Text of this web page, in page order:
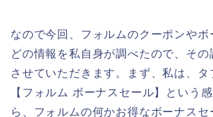
なので今回、フォルムのクーポンやボ
どの情報を私自身が調べたので、その
させていただきます。まず、私は、タ
【フォルム ボーナスセール】という
ら、フォルムの何かお得なボーナスセ